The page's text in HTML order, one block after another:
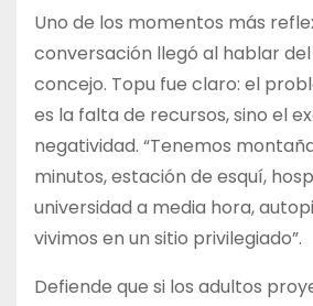
Uno de los momentos más
conversación llegó al hablar
concejo. Topu fue claro: el
es la falta de recursos, sino el
negatividad. “Tenemos
minutos, estación de esquí,
universidad a media hora,
vivimos en un sitio privilegiado”.
Defiende que si los adultos